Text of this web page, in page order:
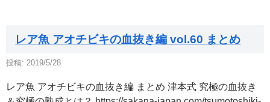
レア魚 アオチビキの血抜き編 vol.60 まとめ
投稿: 2019/5/28
レア魚 アオチビキの血抜き編 まとめ 津本式 究極の血抜き